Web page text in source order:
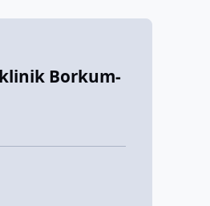
Borkum-